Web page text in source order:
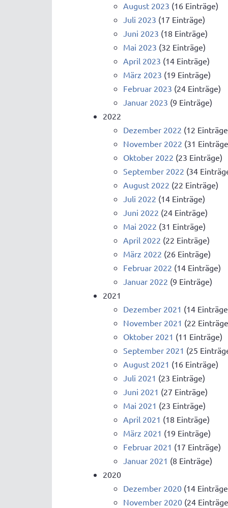
August 2023 (16 Einträge)
Juli 2023 (17 Einträge)
Juni 2023 (18 Einträge)
Mai 2023 (32 Einträge)
April 2023 (14 Einträge)
März 2023 (19 Einträge)
Februar 2023 (24 Einträge)
Januar 2023 (9 Einträge)
2022
Dezember 2022 (12
November 2022 (31
Oktober 2022 (23 Einträge)
September 2022 (34
August 2022 (22 Einträge)
Juli 2022 (14 Einträge)
Juni 2022 (24 Einträge)
Mai 2022 (31 Einträge)
April 2022 (22 Einträge)
März 2022 (26 Einträge)
Februar 2022 (14 Einträge)
Januar 2022 (9 Einträge)
2021
Dezember 2021 (14
November 2021 (22
Oktober 2021 (11 Einträge)
September 2021 (25
August 2021 (16 Einträge)
Juli 2021 (23 Einträge)
Juni 2021 (27 Einträge)
Mai 2021 (23 Einträge)
April 2021 (18 Einträge)
März 2021 (19 Einträge)
Februar 2021 (17 Einträge)
Januar 2021 (8 Einträge)
2020
Dezember 2020 (14
November 2020 (24